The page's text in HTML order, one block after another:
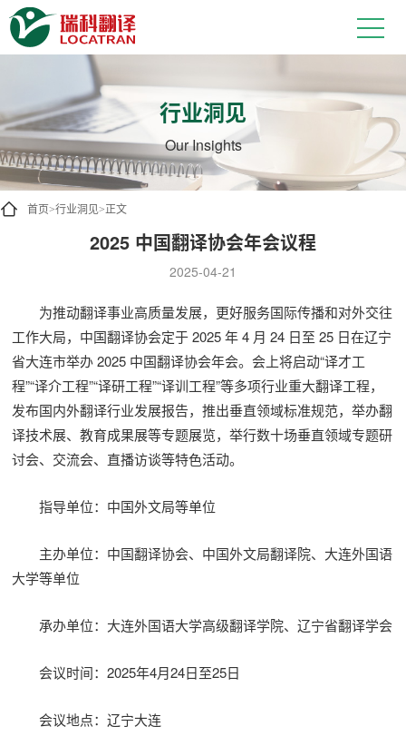
行业洞见
Our Insights
首页>行业洞见>正文
2025 中国翻译协会年会议程
2025-04-21
为推动翻译事业高质量发展，更好服务国际传播和对外交往
工作大局，中国翻译协会定于 2025 年 4 月 24 日至 25 日在辽宁
省大连市举办 2025 中国翻译协会年会。会上将启动“译才工
程”“译介工程”“译研工程”“译训工程”等多项行业重大翻译工程，
发布国内外翻译行业发展报告，推出垂直领域标准规范，举办翻
译技术展、教育成果展等专题展览，举行数十场垂直领域专题研
讨会、交流会、直播访谈等特色活动。
指导单位：中国外文局等单位
主办单位：中国翻译协会、中国外文局翻译院、大连外国语
大学等单位
承办单位：大连外国语大学高级翻译学院、辽宁省翻译学会
会议时间：2025年4月24日至25日
会议地点：辽宁大连